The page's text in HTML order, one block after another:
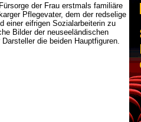
der Frau erstmals familiäre
Pflegevater, dem der redselige
einer eifrigen Sozialarbeiterin zu
Bilder der neuseeländischen
die beiden Hauptfiguren.